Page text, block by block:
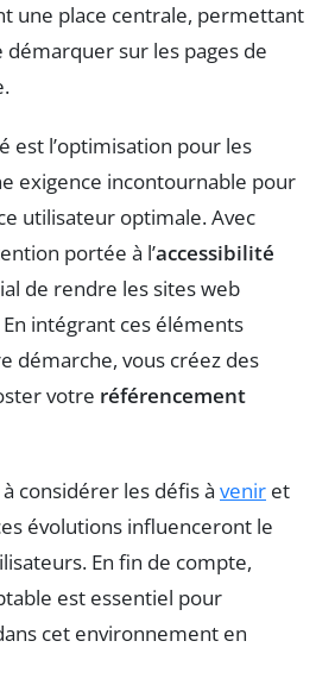
une place centrale, permettant
sur les pages de
est l’optimisation pour les
exigence incontournable pour
utilisateur optimale. Avec
portée à l’accessibilité
de rendre les sites web
intégrant ces éléments
démarche, vous créez des
votre référencement
considérer les défis à venir et
évolutions influenceront le
En fin de compte,
est essentiel pour
cet environnement en